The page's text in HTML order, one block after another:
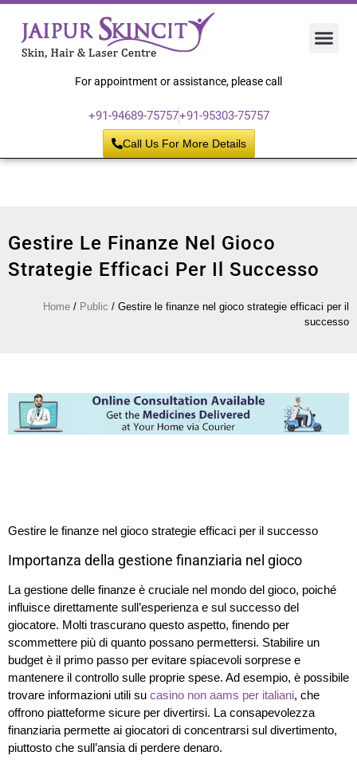
For appointment or assistance, please call
+91-94689-75757+91-95303-75757
Call Us For More Details
Gestire Le Finanze Nel Gioco
Strategie Efficaci Per Il Successo
Home / Public / Gestire le finanze nel gioco strategie efficaci per il
successo
Gestire le finanze nel gioco strategie efficaci per il successo
Importanza della gestione finanziaria nel gioco
La gestione delle finanze è cruciale nel mondo del gioco, poiché
influisce direttamente sull’esperienza e sul successo del
giocatore. Molti trascurano questo aspetto, finendo per
scommettere più di quanto possano permettersi. Stabilire un
budget è il primo passo per evitare spiacevoli sorprese e
mantenere il controllo sulle proprie spese. Ad esempio, è possibile
trovare informazioni utili su casino non aams per italiani, che
offrono piatteforme sicure per divertirsi. La consapevolezza
finanziaria permette ai giocatori di concentrarsi sul divertimento,
piuttosto che sull’ansia di perdere denaro.